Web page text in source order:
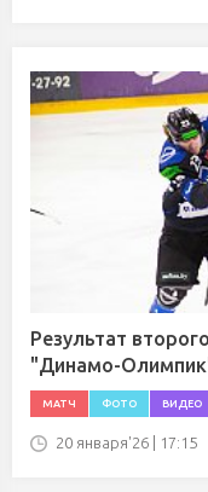
Результат
"Динамо-
МАТЧ ФОТО ВИДЕО
20 января'26 | 17:15